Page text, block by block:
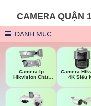
CAMERA QUẬN
DANH MỤC
Camera Ip
Hikvision Chất
Camera
4K Siêu